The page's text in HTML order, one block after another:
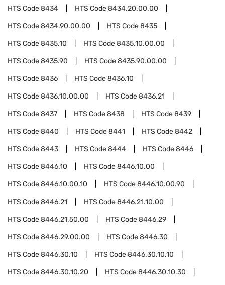
HTS Code8434 HTS Code8434.20.00.00
HTS Code8434.90.00.00 HTS Code8435
HTS Code8435.10 HTS Code8435.10.00.00
HTS Code8435.90 HTS Code8435.90.00.00
HTS Code8436 HTS Code8436.10
HTS Code8436.10.00.00 HTS Code8436.21
HTS Code8437 HTS Code8438 HTS Code8439
HTS Code8440 HTS Code8441 HTS Code8442
HTS Code8443 HTS Code8444 HTS Code8446
HTS Code8446.10 HTS Code8446.10.00
HTS Code8446.10.00.10 HTS Code8446.10.00.90
HTS Code8446.21 HTS Code8446.21.10.00
HTS Code8446.21.50.00 HTS Code8446.29
HTS Code8446.29.00.00 HTS Code8446.30
HTS Code8446.30.10 HTS Code8446.30.10.10
HTS Code8446.30.10.20 HTS Code8446.30.10.30